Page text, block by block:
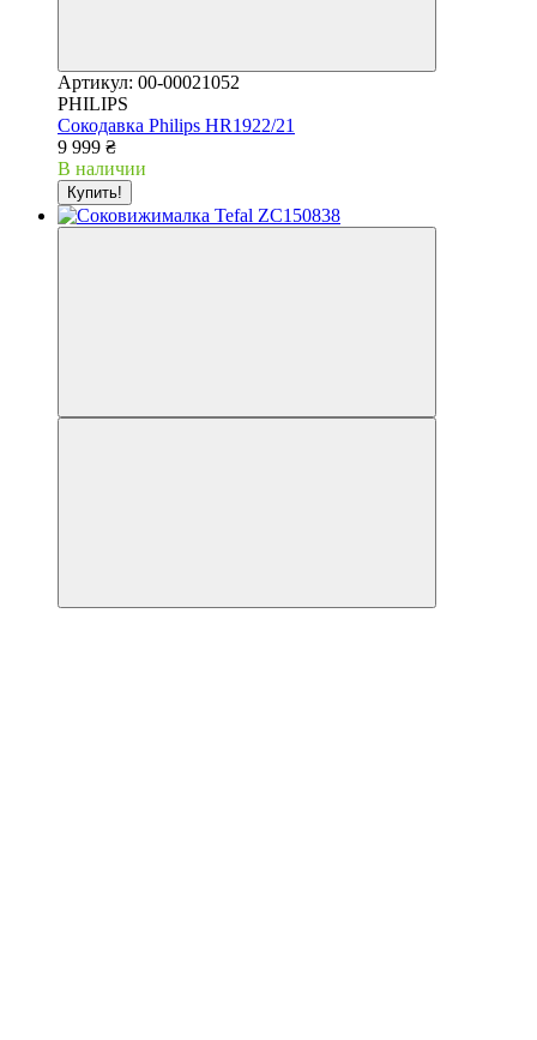
Артикул: 00-00021052
PHILIPS
Сокодавка Philips HR1922/21
9 999 ₴
В наличии
Купить!